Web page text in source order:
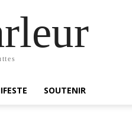
SOUTENIR